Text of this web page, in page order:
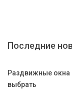
Последние
Раздвижные окна
выбрать